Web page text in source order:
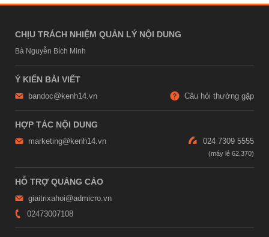
CHỊU TRÁCH NHIỆM QUẢN LÝ NỘI DUNG
Bà Nguyễn Bích Minh
Ý KIẾN BÀI VIẾT
bandoc@kenh14.vn Câu hỏi thường gặp
HỢP TÁC NỘI DUNG
marketing@kenh14.vn 024 7309 5555
HỖ TRỢ QUẢNG CÁO
giaitrixahoi@admicro.vn
02473007108